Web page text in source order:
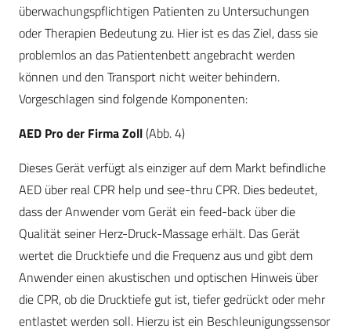
überwachungspflichtigen Patienten zu Untersuchungen
oder Therapien Bedeutung zu. Hier ist es das Ziel, dass sie
problemlos an das Patientenbett angebracht werden
können und den Transport nicht weiter behindern.
Vorgeschlagen sind folgende Komponenten:
AED Pro der Firma Zoll(Abb. 4)
Dieses Gerät verfügt als einziger auf dem Markt befindliche
AED über real CPR help und see-thru CPR. Dies bedeutet,
dass der Anwender vom Gerät ein feed-back über die
Qualität seiner Herz-Druck-Massage erhält. Das Gerät
wertet die Drucktiefe und die Frequenz aus und gibt dem
Anwender einen akustischen und optischen Hinweis über
die CPR, ob die Drucktiefe gut ist, tiefer gedrückt oder mehr
entlastet werden soll. Hierzu ist ein Beschleunigungssensor